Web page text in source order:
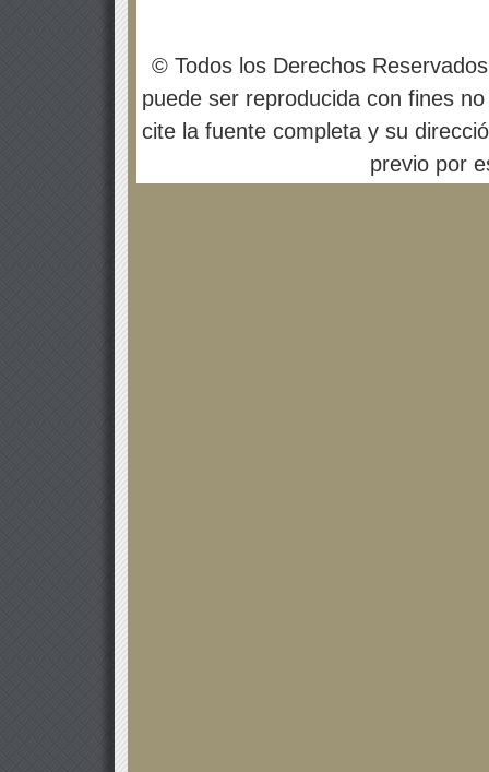
© Todos los Derechos
puede ser reproducida con fines
cite la fuente completa y su
previo por